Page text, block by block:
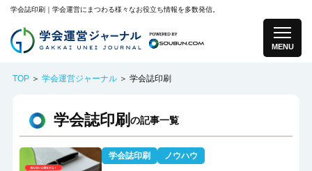
学会誌印刷｜学会運営にまつわる様々なお役立ち情報を多数発信。
MENU
TOP＞ 学会運営ジャーナル＞ 学会誌印刷
学会誌印刷 の記事一覧
学会誌印刷 ノウハウ